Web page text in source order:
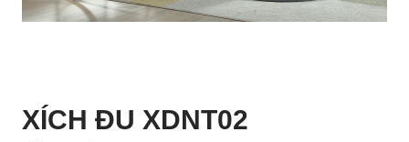
XÍCH ĐU XDNT02